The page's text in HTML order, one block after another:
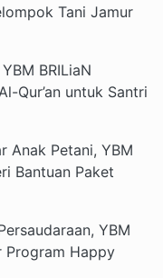
Tani Jamur
BRILiaN
Qur’an untuk Santri
Anak Petani, YBM
Bantuan Paket
YBM
Program Happy